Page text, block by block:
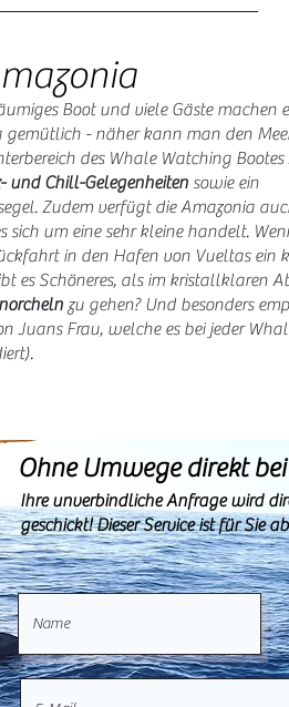
Boot und viele Gäste machen
- näher kann man den
des Whale Watching
und Chill-Gelegenheiten sowie ein
Zudem verfügt die Amazonia
sich um eine sehr kleine handelt.
in den Hafen von Vueltas ein
es Schöneres, als im kristallklaren
zu gehen? Und besonders
Juans Frau, welche es bei jeder
Ohne Umwege direkt
Ihre unverbindliche Anfrage wird
geschickt! Dieser Service ist für Sie